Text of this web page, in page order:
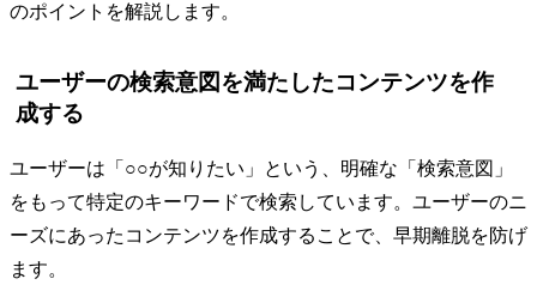
のポイントを解説します。
ユーザーの検索意図を満たしたコンテンツを作
成する
ユーザーは「○○が知りたい」という、明確な「検索意図」
をもって特定のキーワードで検索しています。ユーザーのニ
ーズにあったコンテンツを作成することで、早期離脱を防げ
ます。